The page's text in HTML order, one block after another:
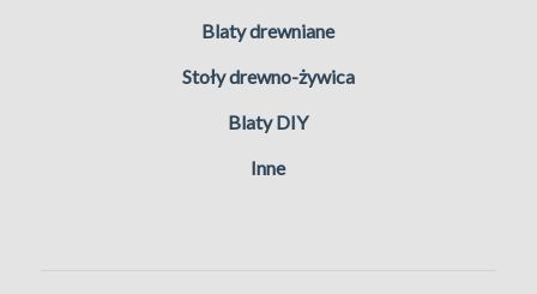
Blaty drewniane
Stoły drewno-żywica
Blaty DIY
Inne